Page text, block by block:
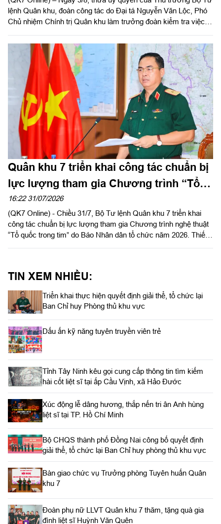
lệnh Quân khu, đoàn công tác do Đại tá Nguyễn Văn Lộc, Phó
Chủ nhiệm Chính trị Quân khu làm trưởng đoàn kiểm tra việc
PTKV, điều chuyển, thành lập các đơn vị trực thuộc Bộ CHQS
TP Đồng Nai và Bộ CHQS tỉnh Lâm Đồng.
Quân khu 7 triển khai công tác chuẩn bị
lực lượng tham gia Chương trình “Tổ
quốc trong tim”
16:22 31/07/2026
(QK7 Online) - Chiều 31/7, Bộ Tư lệnh Quân khu 7 triển khai
công tác chuẩn bị lực lượng tham gia Chương trình nghệ thuật
“Tổ quốc trong tim” do Báo Nhân dân tổ chức năm 2026. Thiếu
TIN XEM NHIỀU:
Triển khai thực hiện quyết định giải thể, tổ chức lại
Ban Chỉ huy Phòng thủ khu vực
Dấu ấn kỹ năng tuyên truyền viên trẻ
Tỉnh Tây Ninh kêu gọi cung cấp thông tin tìm kiếm
hài cốt liệt sĩ tại ấp Cầu Vịnh, xã Hảo Đước
Xúc động lễ dâng hương, thắp nến tri ân Anh hùng
liệt sĩ tại TP. Hồ Chí Minh
Bộ CHQS thành phố Đồng Nai công bố quyết định
giải thể, tổ chức lại Ban Chỉ huy phòng thủ khu vực
Bàn giao chức vụ Trưởng phòng Tuyên huấn Quân
khu 7
Đoàn phụ nữ LLVT Quân khu 7 thăm, tặng quà gia
đình liệt sĩ Huỳnh Văn Quên